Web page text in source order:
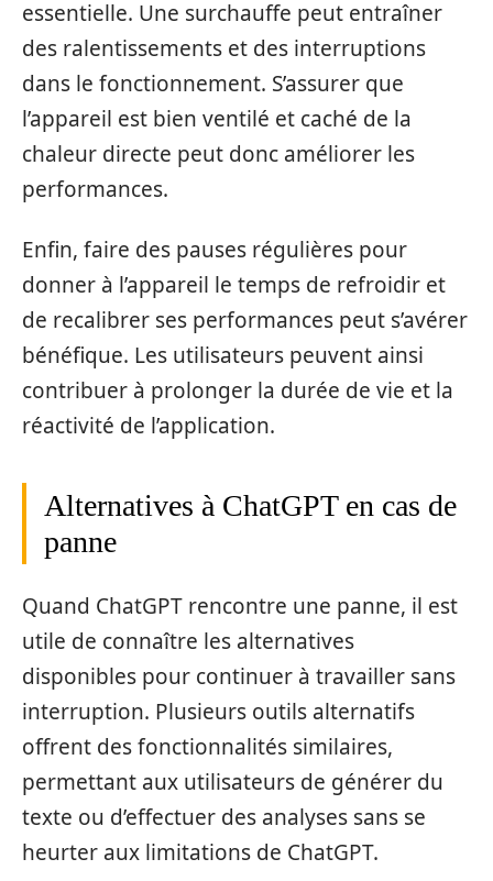
essentielle. Une surchauffe peut entraîner
des ralentissements et des interruptions
dans le fonctionnement. S’assurer que
l’appareil est bien ventilé et caché de la
chaleur directe peut donc améliorer les
performances.
Enfin, faire des pauses régulières pour
donner à l’appareil le temps de refroidir et
de recalibrer ses performances peut s’avérer
bénéfique. Les utilisateurs peuvent ainsi
contribuer à prolonger la durée de vie et la
réactivité de l’application.
Alternatives à ChatGPT en cas de
panne
Quand ChatGPT rencontre une panne, il est
utile de connaître les alternatives
disponibles pour continuer à travailler sans
interruption. Plusieurs outils alternatifs
offrent des fonctionnalités similaires,
permettant aux utilisateurs de générer du
texte ou d’effectuer des analyses sans se
heurter aux limitations de ChatGPT.